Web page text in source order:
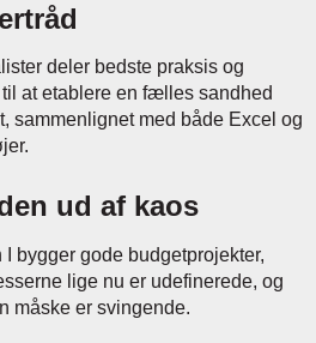
deler bedste praksis og
at etablere en fælles sandhed
sammenlignet med både Excel og
ud af kaos
I bygger gode budgetprojekter,
lige nu er udefinerede, og
måske er svingende.